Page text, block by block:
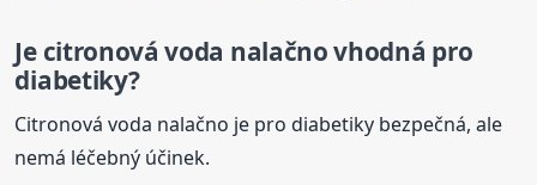
Je citronová voda nalačno vhodná pro
diabetiky?
Citronová voda nalačno je pro diabetiky bezpečná, ale
nemá léčebný účinek.